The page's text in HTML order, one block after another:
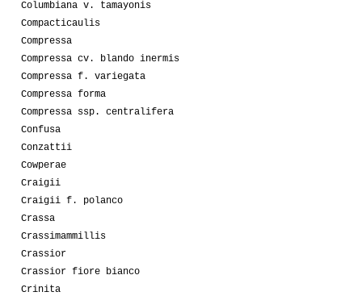
Columbiana v. tamayonis
Compacticaulis
Compressa
Compressa cv. blando inermis
Compressa f. variegata
Compressa forma
Compressa ssp. centralifera
Confusa
Conzattii
Cowperae
Craigii
Craigii f. polanco
Crassa
Crassimammillis
Crassior
Crassior fiore bianco
Crinita